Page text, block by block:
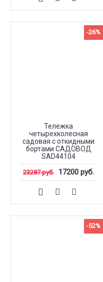
-26%
Тележка
четырехколесная
садовая с откидными
бортами САДОВОД
SAD44104
23287 руб. 17200 руб.
-52%